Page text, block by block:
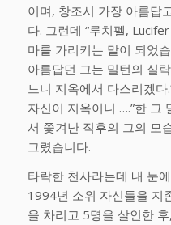
이며, 창조시 가장 아름답
다. 그런데 “루치펠,
마를 가리키는 말이 되었
아름답던 그는 밀턴의 실
느니 지옥에서 다스리겠다
자신이 지옥이니 ….”한 그
서 쫓겨난 직후의 그의 모
그렸습니다.
타락한 천사라는데 내 눈
1994년 소위 자신들을 지
을 차리고 5명을 살인한